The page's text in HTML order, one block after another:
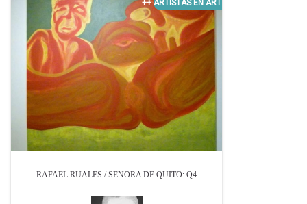
RAFAEL RUALES / SEÑORA DE QUITO: Q4